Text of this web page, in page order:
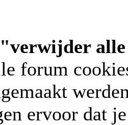
forum
ervoor dat